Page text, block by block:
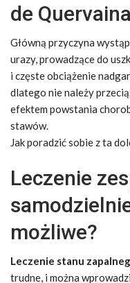
de
Główną przyczyna
urazy, prowadzące do
i częste obciążenie
dlatego nie należy
efektem powstania
stawów.
Jak poradzić sobie z ta
Leczenie
możliwe?
Leczenie stanu
trudne, i można